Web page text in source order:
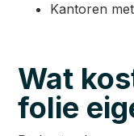
Kantoren
Wat
folie